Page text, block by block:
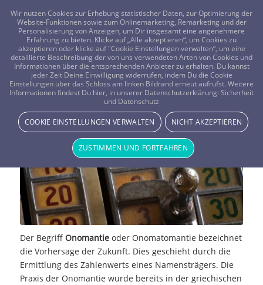
FRAGEN? KOSTENLOS ANRUFEN: 0800-8478266
Onomantie
Der Begriff Onomantieoder Onomatomantie bezeichnet
die Vorhersage der Zukunft. Dies geschieht durch die
Ermittlung des Zahlenwerts eines Namensträgers. Die
Praxis der Onomantie wurde bereits in der griechischen
Wir nutzen Cookies zur Erhebung statistischer Daten, zur Optimierung der
Website-Funktionen sowie zum Onlinemarketing, Remarketing und der
Personalisierung von Anzeigen, um Dir insgesamt eine angenehmere
Erfahrung zu bieten. Klicke auf „Alle akzeptieren“, um Cookies zu
akzeptieren oder klicke auf "Cookie Einstellungen verwalten“, um eine
detaillierte Beschreibung der von uns verwendeten Arten von Cookies und
Informationen über die entsprechenden Anbieter zu erhalten. Du kannst
jeder Zeit Deine Einwilligung widerrufen, indem Du die Cookie
Einstellungen über das Schloss am linken Bildrand erneut aufrufst. Weitere
Informationen findest Du hier, in unserer Datenschutzerklärung: Sicherheit
und Datenschutz
COOKIE EINSTELLUNGEN VERWALTEN NICHT AKZEPTIEREN
ZUSTIMMEN UND FORTFAHREN